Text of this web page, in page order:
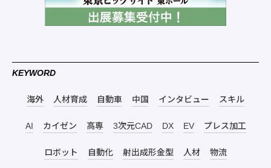
KEYWORD
海外 人材育成 自動車 中国 インタビュー スキル
AI カイゼン 高専 3次元CAD DX EV プレス加工
ロボット 自動化 射出成形金型 人材 物流